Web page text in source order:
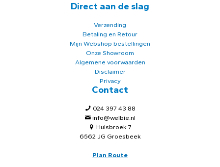
Direct aan de slag
Verzending
Betaling en Retour
Mijn Webshop bestellingen
Onze Showroom
Algemene voorwaarden
Disclaimer
Privacy
Contact
024 397 43 88
info@welbie.nl
Hulsbroek 7
6562 JG Groesbeek
Plan Route